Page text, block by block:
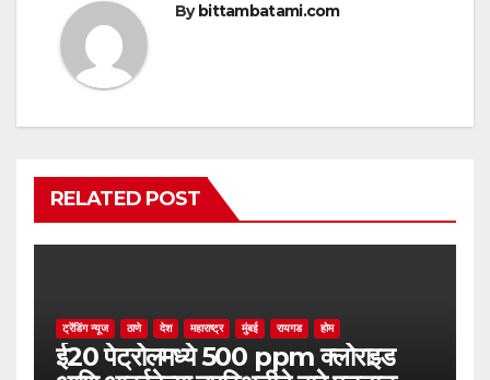
By bittambatami.com
RELATED POST
ट्रेंडिंग न्यूज ठाणे देश महाराष्ट्र मुंबई रायगड होम
ई20 पेट्रोलमध्ये 500 ppm क्लोराइड